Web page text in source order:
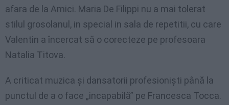
afara de la Amici. Maria De Filippi nu a mai tolerat
stilul grosolanul, in special in sala de repetitii, cu care
Valentin a încercat să o corecteze pe profesoara
Natalia Titova.
A criticat muzica și dansatorii profesioniști până la
punctul de a o face „incapabilă” pe Francesca Tocca.